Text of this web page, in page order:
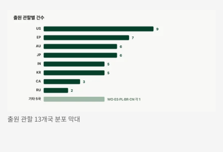
출원 관할 13개국 분포 막대